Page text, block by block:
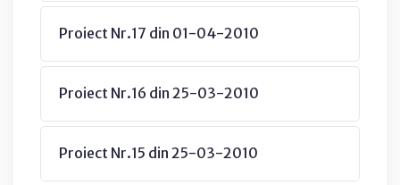
Proiect Nr.17 din 01-04-2010
Proiect Nr.16 din 25-03-2010
Proiect Nr.15 din 25-03-2010